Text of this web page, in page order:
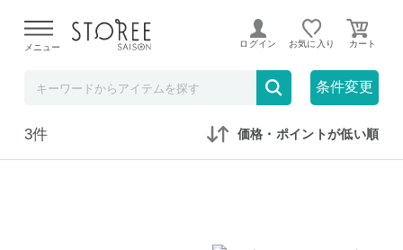
よる配送遅延が発生しております。
メニュー ログイン お気に入り
条件変更
在庫なしも表示 セール対象のみ
3件 価格・ポイントが低い順